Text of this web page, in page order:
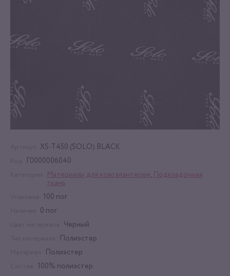
XS-T450 (SOLO) BLACK
Г0000006040
Материалы для кожгалантереи,
Подкладочная
ткань
100 пог
0 пог
Черный
Полиэстер
Полиэстер
100% полиэстер.